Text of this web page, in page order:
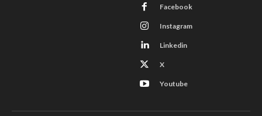
Facebook
Instagram
Linkedin
X
Youtube